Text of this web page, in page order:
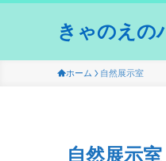
きゃのえの
ホーム 自然展示室
自然展示室